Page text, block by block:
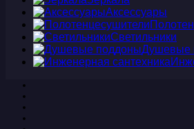
Аксессуары
Светильники
Душевые